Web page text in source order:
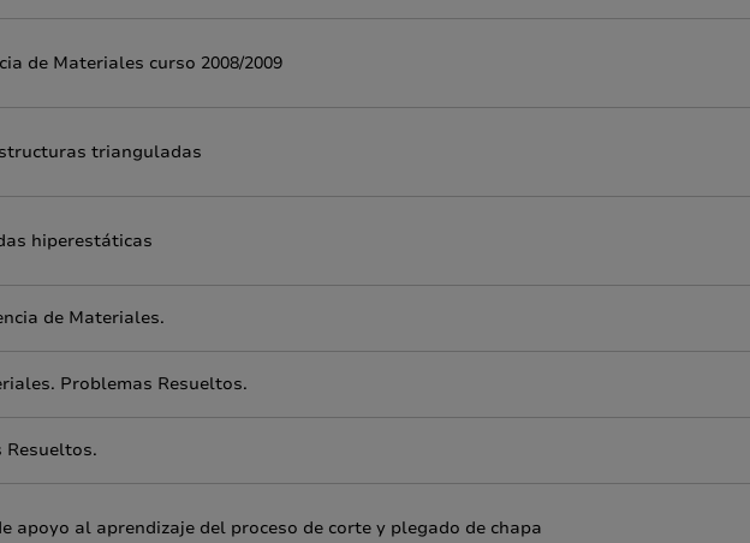
de Materiales curso 2008/2009
trianguladas
hiperestáticas
de Materiales.
Problemas Resueltos.
Resueltos.
apoyo al aprendizaje del proceso de corte y plegado de chapa